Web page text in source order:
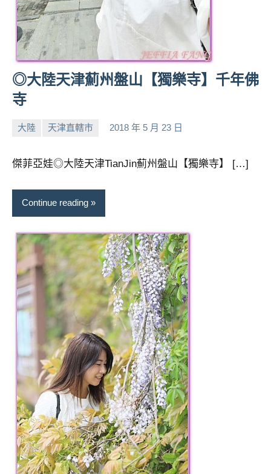
◎大陸天津薊州盤山【獨樂寺】千年佛
寺
大陸 天津直轄市 2018 年 5 月 23 日
小No
傑菲亞娃◎大陸天津TianJin薊州盤山【獨樂寺】 […]
Continue reading